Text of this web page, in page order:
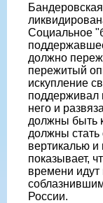
Социальное
должно
пережитый
искупление
поддерживал
него и
должны быть
должны стать
вертикалью и
показывает,
времени идут
России.